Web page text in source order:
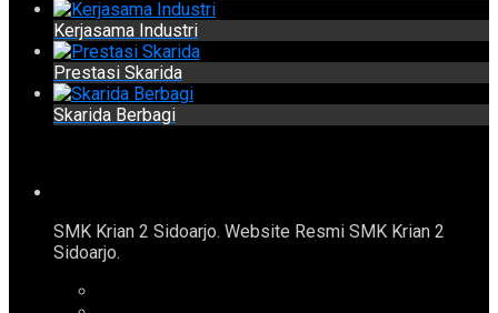
Kerjasama Industri
Prestasi Skarida
Skarida Berbagi
SMK Krian 2 Sidoarjo. Website Resmi SMK Krian 2
Sidoarjo.